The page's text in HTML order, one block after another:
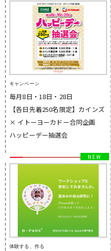
キャンペーン
毎月8日・18日・28日
【各日先着250名限定】カインズ
× イトーヨーカドー合同企画
ハッピーデー抽選会
体験する、作る